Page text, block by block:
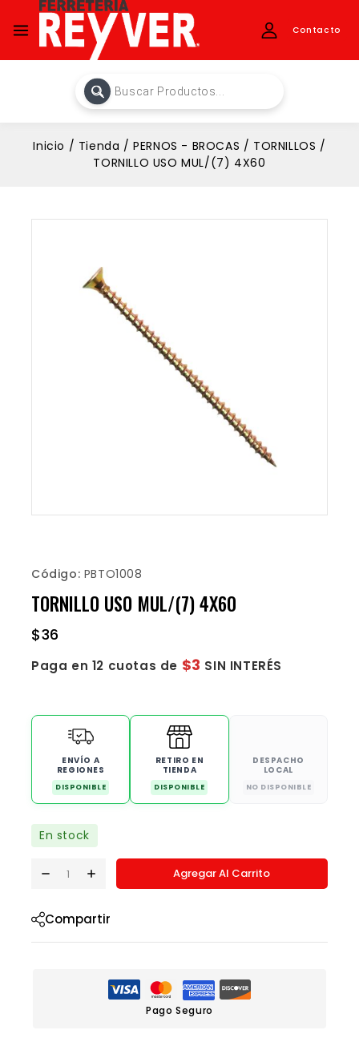
Contacto
Inicio / Tienda / PERNOS - BROCAS / TORNILLOS /
TORNILLO USO MUL/(7) 4X60
Código: PBTO1008
TORNILLO USO MUL/(7) 4X60
$36
Paga en 12 cuotas de $3 SIN INTERÉS
ENVÍO A
REGIONES
DISPONIBLE
RETIRO EN
TIENDA
DISPONIBLE
DESPACHO
LOCAL
NO DISPONIBLE
En stock
Agregar Al Carrito
Compartir
Pago Seguro